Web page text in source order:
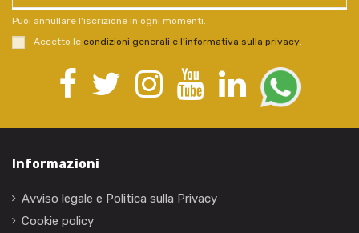
Puoi annullare l'iscrizione in ogni momenti.
Accetto le condizioni generali e l’informativa sulla privacy.
Informazioni
Avviso legale e Politica sulla Privacy
Cookie policy